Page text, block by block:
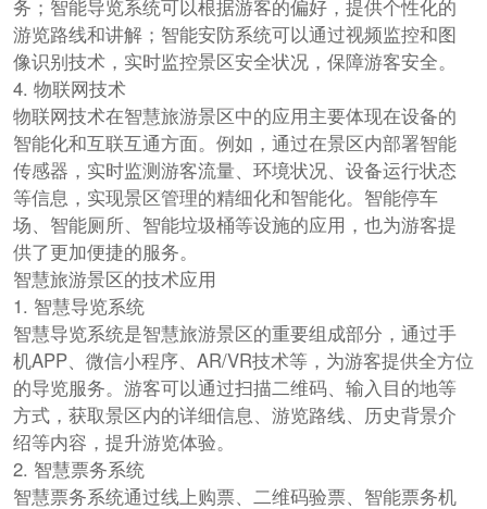
务；智能导览系统可以根据游客的偏好，提供个性化的
游览路线和讲解；智能安防系统可以通过视频监控和图
像识别技术，实时监控景区安全状况，保障游客安全。
4. 物联网技术
物联网技术在智慧旅游景区中的应用主要体现在设备的
智能化和互联互通方面。例如，通过在景区内部署智能
传感器，实时监测游客流量、环境状况、设备运行状态
等信息，实现景区管理的精细化和智能化。智能停车
场、智能厕所、智能垃圾桶等设施的应用，也为游客提
供了更加便捷的服务。
智慧旅游景区的技术应用
1. 智慧导览系统
智慧导览系统是智慧旅游景区的重要组成部分，通过手
机APP、微信小程序、AR/VR技术等，为游客提供全方位
的导览服务。游客可以通过扫描二维码、输入目的地等
方式，获取景区内的详细信息、游览路线、历史背景介
绍等内容，提升游览体验。
2. 智慧票务系统
智慧票务系统通过线上购票、二维码验票、智能票务机